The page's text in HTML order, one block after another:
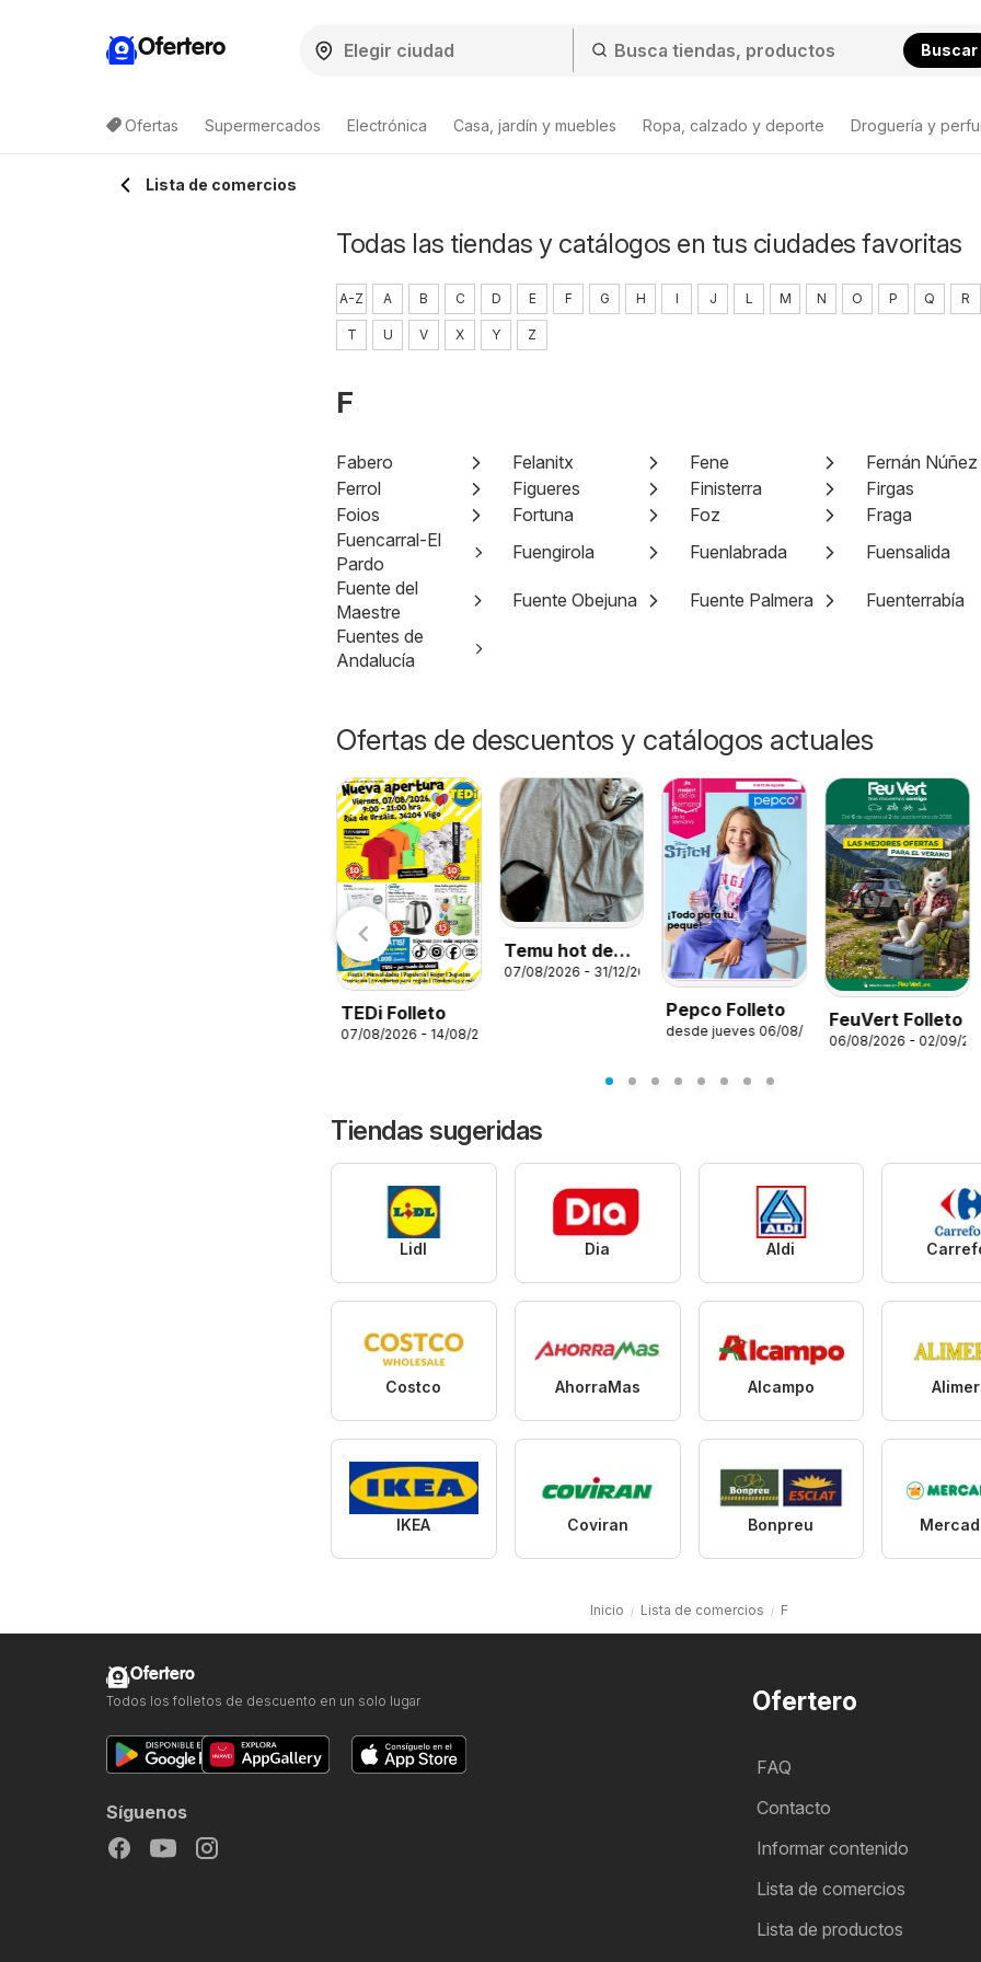
Ofertero Buscar
Ofertas Supermercados Electrónica Casa, jardín y muebles Ropa, calzado y deporte Droguería y
Lista de comercios
Todas las tiendas y catálogos en tus ciudades favoritas
A-Z A B C D E F G H I J L M N O P Q R
T U V X Y Z
F
Fabero Felanitx Fene
Fernán Núñez
Ferrol
Figueres Finisterra
Firgas
Foios
Fortuna Foz
Fraga
Fuencarral-El
Pardo
Fuengirola Fuenlabrada
Fuensalida
Fuente del
Maestre
Fuente Obejuna Fuente Palmera
Fuenterrabía
Fuentes de
Andalucía
Ofertas de descuentos y catálogos actuales
TEDi Folleto
07/08/2026 - 14/08/2026
Temu hot deals
– Spain
07/08/2026 - 31/12/2026
Pepco Folleto
desde jueves 06/08/2026
FeuVert Folleto
06/08/2026 - 02/09/
Tiendas sugeridas
Lidl Dia Aldi
Costco AhorraMas Alcampo
IKEA Coviran Bonpreu
Inicio Lista de comercios F
Ofertero
FAQ
Contacto
Informar contenido
Lista de comercios
Lista de productos
Ofertero
Todos los folletos de descuento en un solo lugar
Síguenos